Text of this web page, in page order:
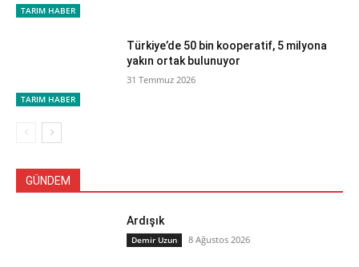
TARIM HABER
TARIM HABER
Türkiye’de 50 bin kooperatif, 5 milyona
yakın ortak bulunuyor
31 Temmuz 2026
GÜNDEM
Ardışık
Demir Uzun 8 Ağustos 2026